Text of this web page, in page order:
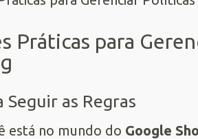
Práticas para
Seguir as Regras
está no mundo do Google